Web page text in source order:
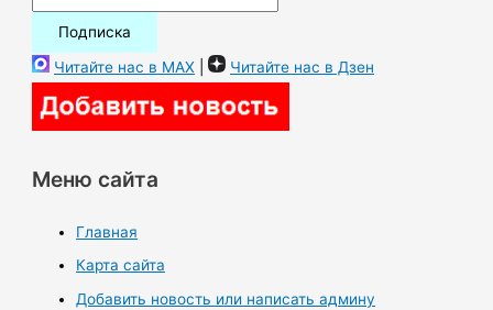
Читайте нас в MAX | Читайте нас в Дзен
Меню сайта
Главная
Карта сайта
Добавить новость или написать админу